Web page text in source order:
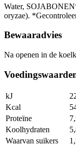
Water,
oryzae).
Bewaaradvies
Na openen in de
kJ
Kcal
Proteïne
Koolhydraten
Waarvan suikers